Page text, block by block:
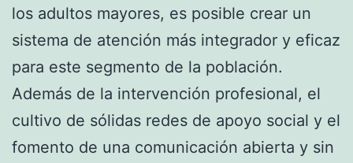
los adultos mayores, es posible crear un
sistema de atención más integrador y eficaz
para este segmento de la población.
Además de la intervención profesional, el
cultivo de sólidas redes de apoyo social y el
fomento de una comunicación abierta y sin